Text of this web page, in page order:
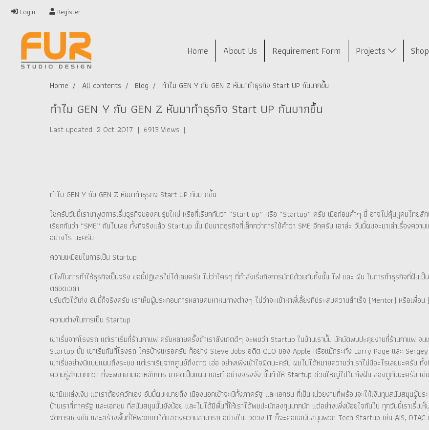
Login Register
Home About Us Requirement Form Projects
Home All contents Blog ทำไม GEN Y กับ GEN Z หันมาทำธุรกิจ Start UP กันมากขึ้น
ทำไม GEN Y กับ GEN Z หันมาทำธุรกิจ Start UP กันมากขึ้น
Last updated: 2 Oct 2017 | 6913 Views |
ทำไม GEN Y กับ GEN Z หันมาทำธุรกิจ Start UP กันมากขึ้น
ใช่ครับวันนี้เรามาพูดการเริ่มธุรกิจของคนรุ่นใหม่ หรือที่เรียกกันว่า “Start up” หรือ “Startup” ครับ เมื่อก่อนคำๆ นี้ อาจไม่คุ้นหูคนไทยสัก
เรียกกันว่า “SME” กันไปเลย ทั้งที่จริงแล้ว Startup นั้น มีขนาดธุรกิจที่เล็กกว่าการใช้คำว่า SME อีกครับ เอาล่ะ วันนี้ผมจะมาเล่าเรื่องค
อย่างไร นะครับ
ความเหมือนในการเป็น Startup
มีไฟในการทำให้ธุรกิจเป็นจริง ขอนี้ปฏิเสธไม่ได้เลยครับ ไม่ว่าใครๆ ที่กำลังเริ่มกิจการมักมีด้วยกันทั้งนั้น ไฟ และ ฝัน ในการทำธุรกิจที่ฝัน
ตลอดเวลา
ปรับตัวได้เก่ง อันนี้ก็จริงครับ เราเห็นผู้ประกอบการหลายคนหาหนทางต่างๆ ไม่ว่าจะเข้าหาพี่เลี้ยงที่ประสบความสำเร็จ (Mentor) หรือเพื่
ความต่างในการเป็น Startup
เขาเริ่มจากโรงรถ แต่เราเริ่มที่ร้านกาแฟ ครับหลายครั้งถ้าเราสังเกตดีๆ จะพบว่า Startup ในบ้านเรานั้น มักนัดพบปะคุยงานที่ร้านกาแฟ จ
Startup นั้น เขาเริ่มกันที่โรงรถ ใครบ้างเหรอครับ ก็อย่าง Steve Jobs อดีต CEO ของ Apple หรือแม้กระทั่ง Larry Page และ
เขาเริ่มอย่างมีแบบแผนถึงระบบ แต่เราเริ่มจากศูนย์ถึงดาว เอ่อ อย่างเพิ่งเข้าใจผิดนะครับ ผมไม่ได้หมายความว่าเราไม่มีอะไรเลยนะครับ
ความรู้สึกมากกว่า ที่จะพยายามเอาหลักการ มาคิดเป็นแผน และทำอย่างจริงจัง นั้นทำให้ Startup ส่วนใหญ่ไปไม่ถึงฝัน ลองดูกันนะครับ เ
เขามีแหล่งเงิน แต่เราต้องควักเอง อันนี้ผมหมายถึง เมืองนอกเข้าจะมีทั้งภาครัฐ และเอกชน ที่เป็นหน่วยงานที่พร้อมจะให้เงินทุนสนับสนุนผู้
บ้านเราที่ภาครัฐ และเอกชน ที่สนับสนุนนั้นยังน้อย และไม่ได้มีพื้นที่ให้เราได้พบปะนักลงทุนมากนัก แต่อย่างเพิ่งน้อยใจกันไป ทุกวันนี้เราเริ่ม
จัดการแข่งขัน และสร้างพื้นที่ให้พวกเขาได้แสดงความสามารถ อย่างในแวดวง IT ก็จะคอยสนับสนุนพวก Tech Startup เช่น AIS, DTAC